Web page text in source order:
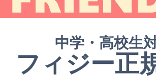
中学・高校生
フィジー正